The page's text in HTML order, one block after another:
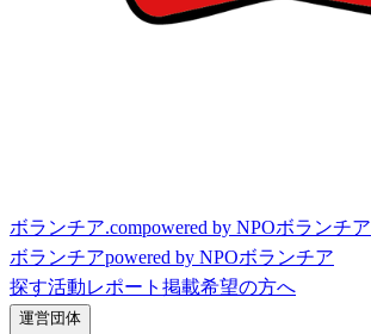
ボランチア.compowered by NPOボランチア
ボランチアpowered by NPOボランチア
探す活動レポート 掲載希望の方へ
運営団体